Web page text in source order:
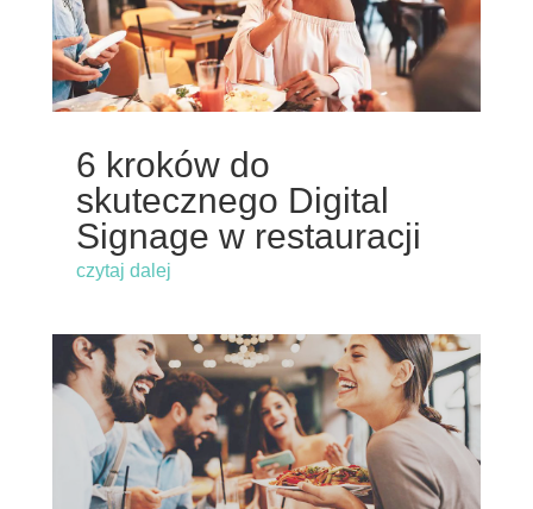
6 kroków do
skutecznego Digital
Signage w restauracji
czytaj dalej